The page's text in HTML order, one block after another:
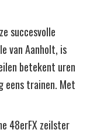
succesvolle
van Aanholt, is
betekent uren
eens trainen. Met
48erFX zeilster